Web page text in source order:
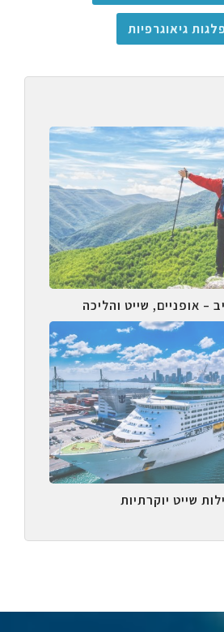
גיאוגרפיות
– אופניים, שייט והליכה
שייט יוקרתיות